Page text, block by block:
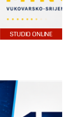
STUDIO ONLINE